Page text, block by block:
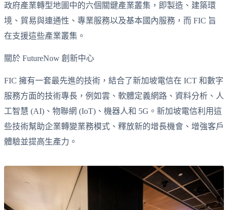
政府產業轉型地圖中的六個關鍵產業叢集，即製造、建築環
境、貿易與連通性、專業服務以及基本國內服務，而 FIC 旨
在支援這些產業叢集。
關於 FutureNow 創新中心
FIC 擁有一套最先進的技術，結合了新加坡電信在 ICT 和數字
服務方面的技術專長，例如雲、軟體定義網路、資料分析、人
工智慧 (AI)、物聯網 (IoT)、機器人和 5G。新加坡電信利用這
些技術幫助企業轉變業務模式、釋放新的增長機會、增強客戶
體驗並提高生產力。